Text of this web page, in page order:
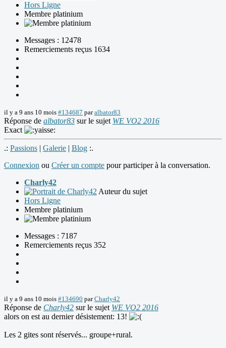
Hors Ligne
Membre platinium
Messages : 12478
Remerciements reçus 1634
il y a 9 ans 10 mois #134687 paralbator83
Réponse de albator83 sur le sujet WE VO2 2016
Exact
.: Passions | Galerie | Blog :.
Connexion ou Créer un compte pour participer à la conversation.
Charly42
Auteur du sujet
Hors Ligne
Membre platinium
Messages : 7187
Remerciements reçus 352
il y a 9 ans 10 mois #134690 parCharly42
Réponse de Charly42 sur le sujet WE VO2 2016
alors on est au dernier désistement: 13!
Les 2 gites sont réservés... groupe+rural.